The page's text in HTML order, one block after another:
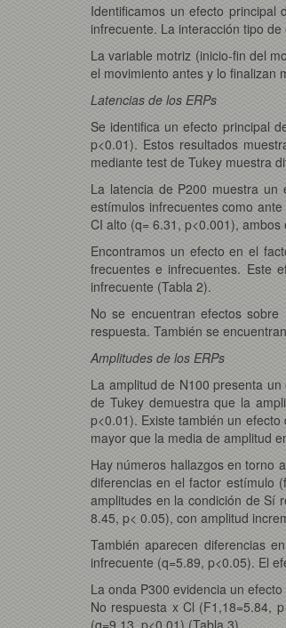
Identificamos un efecto
infrecuente. La interacción tipo
La variable motriz (inicio-fin del
el movimiento antes y lo finalizan
Latencias de los ERPs
Se identifica un efecto principal
p<0.01). Estos resultados
mediante test de Tukey muestra
La latencia de P200 muestra
estímulos infrecuentes como
CI alto (q= 6.31, p<0.001),
Encontramos un efecto en el
frecuentes e infrecuentes. Este
infrecuente (Tabla 2).
No se encuentran efectos
respuesta. También se
Amplitudes de los ERPs
La amplitud de N100 presenta
de Tukey demuestra que la
p<0.01). Existe también un
mayor que la media de amplitud
Hay números hallazgos en torno
diferencias en el factor estímulo
amplitudes en la condición de Sí
8.45, p< 0.05), con amplitud
También aparecen diferencias
infrecuente (q=5.89, p<0.05). El
La onda P300 evidencia un
No respuesta x Cl (F1,18=5.84,
(q=9.13, p<0.01) (Tabla 3).